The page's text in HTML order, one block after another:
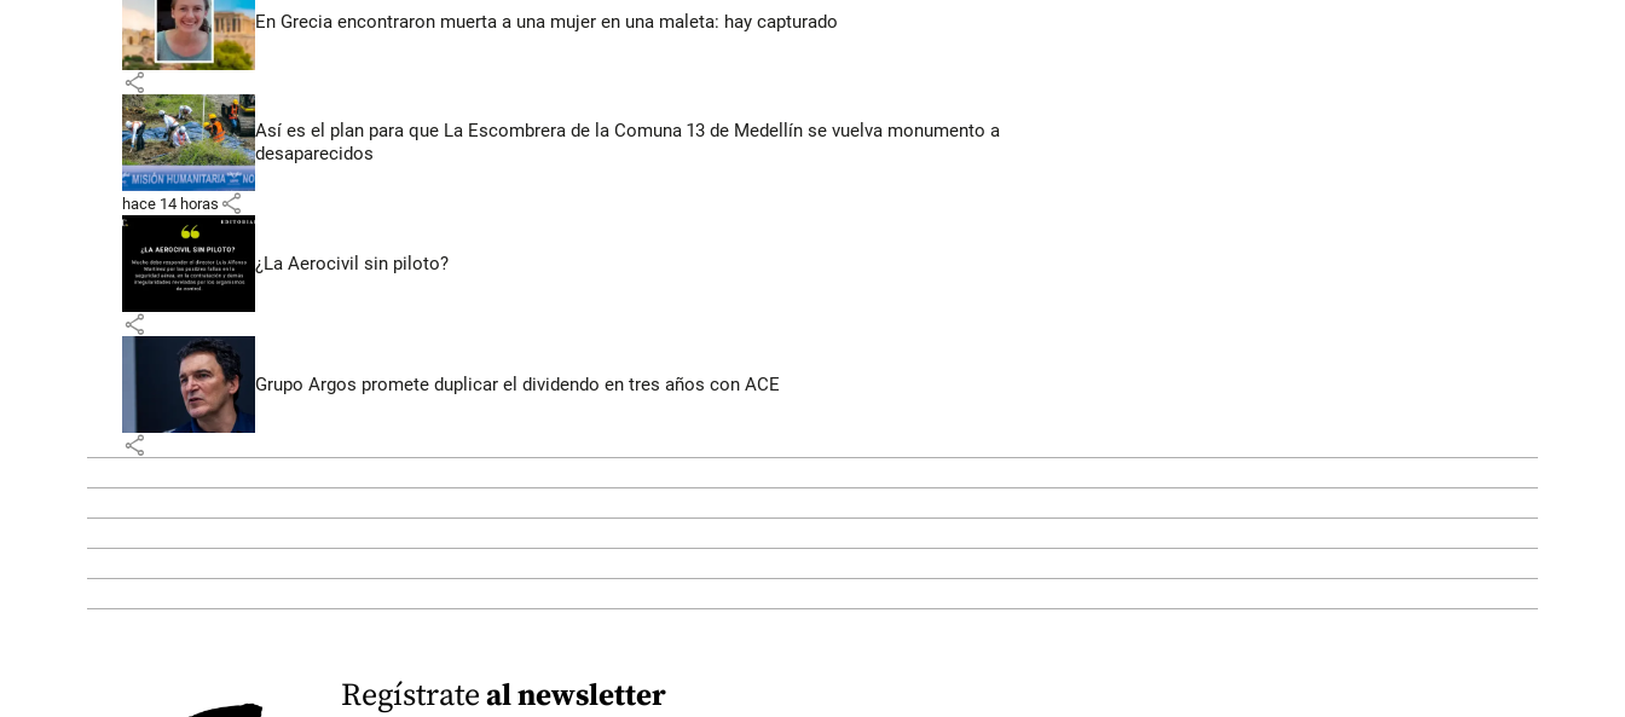
En Grecia encontraron muerta a una mujer en una maleta: hay capturado
share
Así es el plan para que La Escombrera de la Comuna 13 de Medellín se vuelva monumento a
desaparecidos
hace 14 horas share
¿La Aerocivil sin piloto?
share
Grupo Argos promete duplicar el dividendo en tres años con ACE
share
Regístrateal newsletter